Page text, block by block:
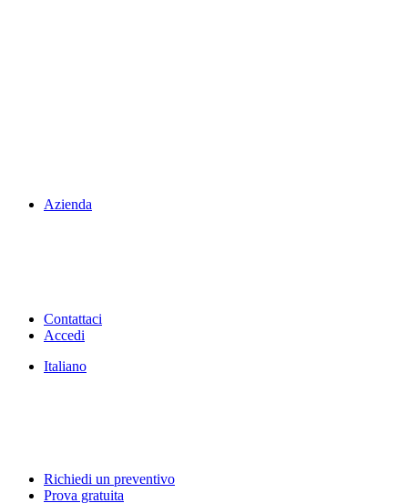
Azienda
Contattaci
Accedi
Italiano
Richiedi un preventivo
Prova gratuita